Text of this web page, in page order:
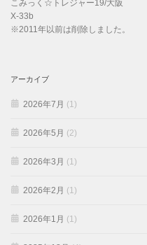
こみっく☆トレジャー19/大阪
X-33b
※2011年以前は削除しました。
アーカイブ
2026年7月 (1)
2026年5月 (2)
2026年3月 (1)
2026年2月 (1)
2026年1月 (1)